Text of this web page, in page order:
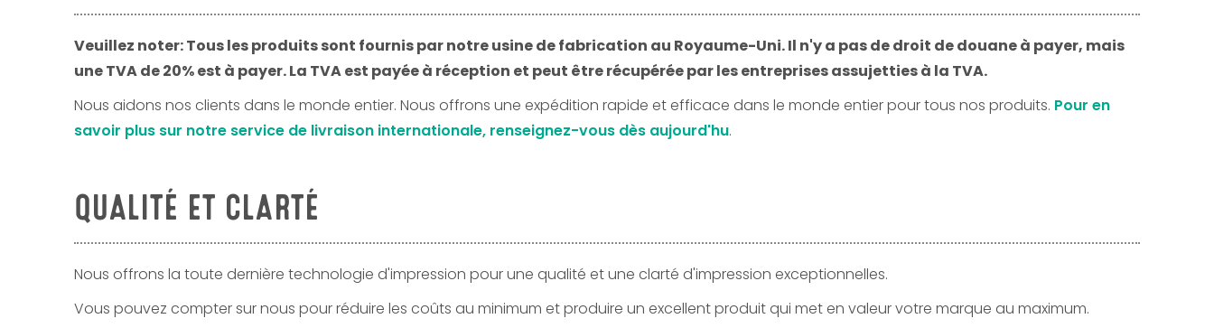
Veuillez noter: Tous les produits sont fournis par notre usine de fabrication au Royaume-Uni. Il n'y a pas de droit de douane à payer, mais
une TVA de 20% est à payer. La TVA est payée à réception et peut être récupérée par les entreprises assujetties à la TVA.
Nous aidons nos clients dans le monde entier. Nous offrons une expédition rapide et efficace dans le monde entier pour tous nos produits. Pour en
savoir plus sur notre service de livraison internationale, renseignez-vous dès aujourd'hu.
QUALITÉ ET CLARTÉ
Nous offrons la toute dernière technologie d'impression pour une qualité et une clarté d'impression exceptionnelles.
Vous pouvez compter sur nous pour réduire les coûts au minimum et produire un excellent produit qui met en valeur votre marque au maximum.